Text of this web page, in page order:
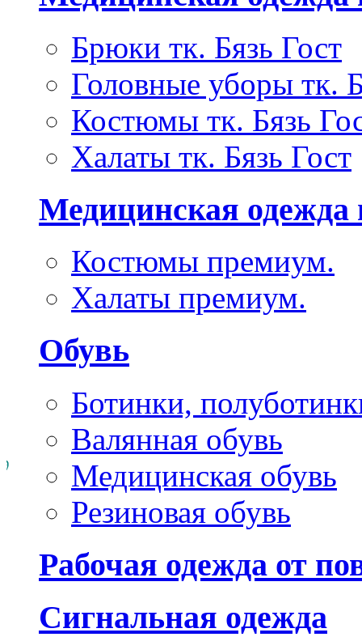
Брюки тк. Бязь Гост
Головные уборы тк.
Костюмы тк. Бязь
Халаты тк. Бязь Гост
Медицинская одежда
Костюмы премиум.
Халаты премиум.
Обувь
Ботинки,
Валянная обувь
Медицинская обувь
Резиновая обувь
Рабочая одежда от
Сигнальная одежда